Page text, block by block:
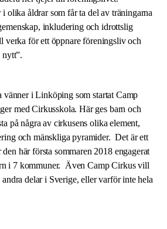
i olika åldrar som får ta del av träningarna
inkludering och idrottslig
för ett öppnare föreningsliv och
nytt”.
vänner i Linköping som startat Camp
med Cirkusskola. Här ges barn och
på några av cirkusens olika element,
och mänskliga pyramider. Det är ett
här första sommaren 2018 engagerat
i 7 kommuner. Även Camp Cirkus vill
delar i Sverige, eller varför inte hela